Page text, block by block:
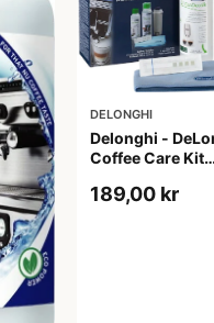
DELONGHI
Delonghi -
Coffee Care Kit
189,00 kr